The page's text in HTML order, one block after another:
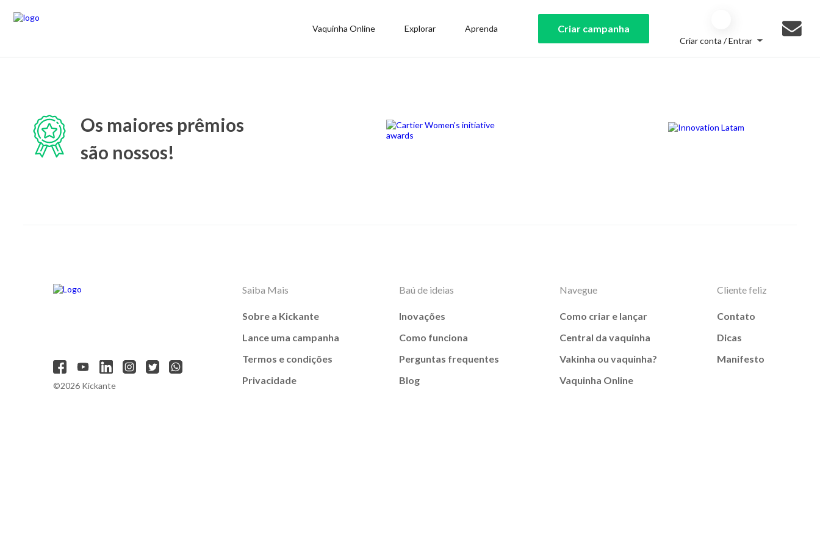
Vaquinha Online Explorar Aprenda Criar campanha
Criar conta / Entrar
Os maiores prêmios
são nossos!
©2026 Kickante
Saiba Mais
Sobre a Kickante
Lance uma campanha
Termos e condições
Privacidade
Baú de ideias
Inovações
Como funciona
Perguntas frequentes
Blog
Navegue
Como criar e lançar
Central da vaquinha
Vakinha ou vaquinha?
Vaquinha Online
Cliente feliz
Contato
Dicas
Manifesto